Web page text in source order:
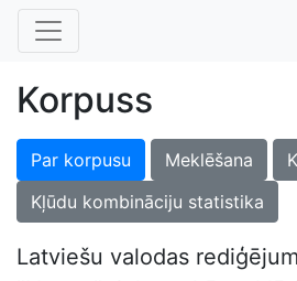
Korpuss
Par korpusu Meklēšana
Kļūdu kombināciju statistika
Latviešu valodas